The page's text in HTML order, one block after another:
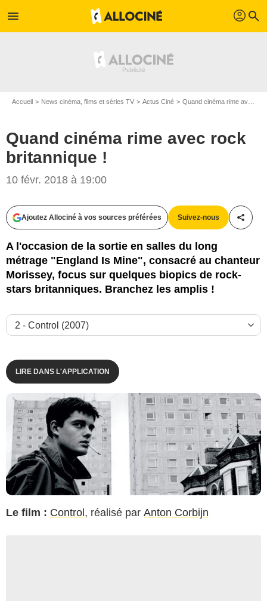
menu profil search
Accueil News cinéma, films et séries TV Actus Ciné Quand cinéma rime avec rock britannique !
Quand cinéma rime avec rock
britannique !
10 févr. 2018 à 19:00
Ajoutez Allociné à vos sources préférées Suivez-nous
A l'occasion de la sortie en salles du long
métrage "England Is Mine", consacré au chanteur
Morissey, focus sur quelques biopics de rock-
stars britanniques. Branchez les amplis !
LIRE DANS L'APPLICATION
Le film : Control, réalisé par Anton Corbijn